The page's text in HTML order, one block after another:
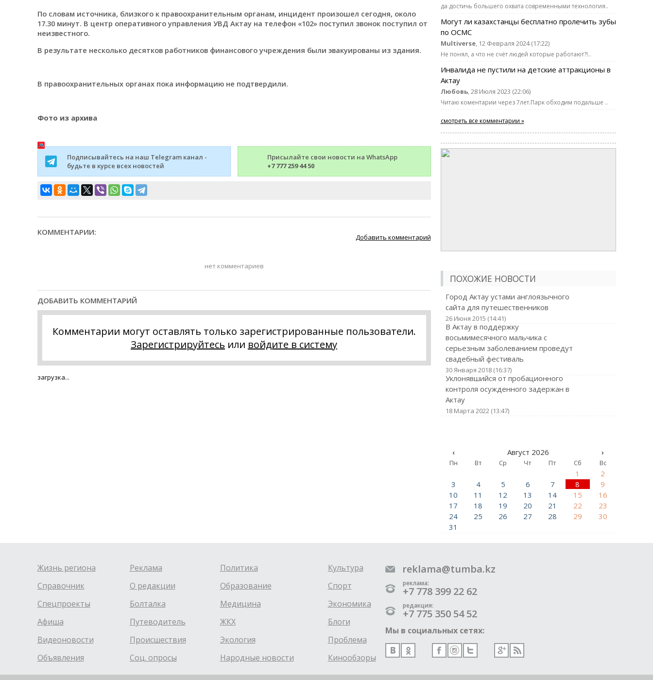
По словам источника, близкого к правоохранительным органам, инцидент произошел сегодня, около
17.30 минут. В центр оперативного управления УВД Актау на телефон «102» поступил звонок поступил от
неизвестного.
В результате несколько десятков работников финансового учреждения были эвакуированы из здания.
В правоохранительных органах пока информацию не подтвердили.
Фото из архива
Подписывайтесь на наш Telegram канал -
будьте в курсе всех новостей
Присылайте свои новости на WhatsApp
+7 777 259 44 50
КОММЕНТАРИИ:
Добавить комментарий
нет комментариев
ДОБАВИТЬ КОММЕНТАРИЙ
Комментарии могут оставлять только зарегистрированные пользователи.
Зарегистрируйтесь или войдите в систему
загрузка...
да достичь большего охвата современными технология..
Могут ли казахстанцы бесплатно пролечить зубы
по ОСМС
Multiverse, 12 Февраля 2024 (17:22)
Не понял, а что не счёт людей которые работают?!..
Инвалида не пустили на детские аттракционы в
Актау
Любовь, 28 Июля 2023 (22:06)
Читаю коментарии через 7лет.Парк обходим подальше ..
смотреть все комментарии »
ПОХОЖИЕ НОВОСТИ
Город Актау устами англоязычного
сайта для путешественников
26 Июня 2015 (14:41)
В Актау в поддержку
восьмимесячного мальчика с
серьезным заболеванием проведут
свадебный фестиваль
30 Января 2018 (16:37)
Уклонявшийся от пробационного
контроля осужденного задержан в
Актау
18 Марта 2022 (13:47)
‹ Август 2026 ›
Пн Вт Ср Чт Пт Сб Вс
1
2
3
4 5 6 7 8
9
10
11 12 13 14 15
16
17
18 19 20 21 22
23
24
25 26 27 28 29
30
31
Жизнь региона
Справочник
Спецпроекты
Афиша
Видеоновости
Объявления
Реклама
О редакции
Болталка
Путеводитель
Происшествия
Соц. опросы
Политика
Образование
Медицина
ЖКХ
Экология
Народные новости
Культура
Спорт
Экономика
Блоги
Проблема
Кинообзоры
reklama@tumba.kz
реклама:
+7 778 399 22 62
редакция:
+7 775 350 54 52
Мы в социальных сетях: